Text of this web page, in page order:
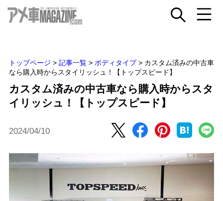
トップページ > 記事一覧 > ボディタイプ > カスタム済みの中古車
なら購入時からスタイリッシュ！【トップスピード】
カスタム済みの中古車なら購入時からスタ
イリッシュ！【トップスピード】
2024/04/10